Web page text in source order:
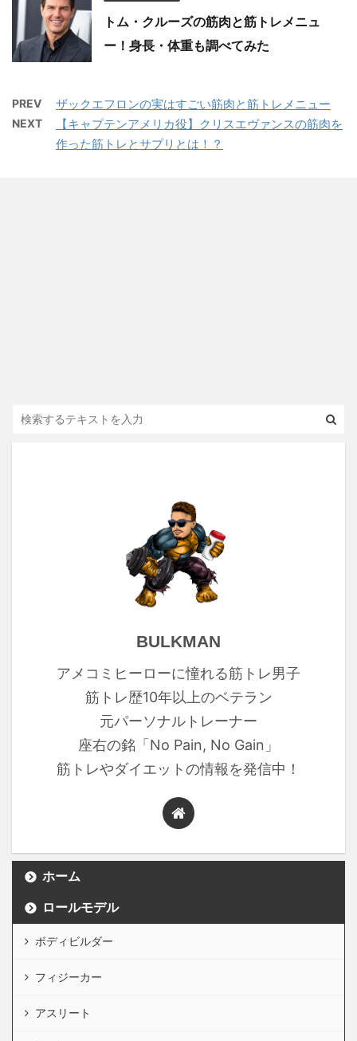
トム・クルーズの筋肉と筋トレメニュ
ー！身長・体重も調べてみた
PREV ザックエフロンの実はすごい筋肉と筋トレメニュー
NEXT
【キャプテンアメリカ役】クリスエヴァンスの筋肉を
作った筋トレとサプリとは！？
BULKMAN
アメコミヒーローに憧れる筋トレ男子
筋トレ歴10年以上のベテラン
元パーソナルトレーナー
座右の銘「No Pain, No Gain」
筋トレやダイエットの情報を発信中！
ホーム
ロールモデル
ボディビルダー
フィジーカー
アスリート